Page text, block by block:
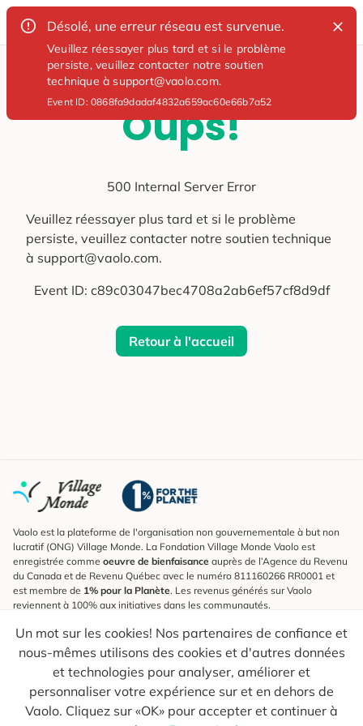
Désolé, une erreur réseau est survenue.
Veuillez réessayer plus tard et si le problème
persiste, veuillez contacter notre soutien
technique à support@vaolo.com.
Event ID:0868fa9dadaf4832a659ac60e66b7a52
Oups!
500 Internal Server Error
Veuillez réessayer plus tard et si le problème
persiste, veuillez contacter notre soutien technique
à support@vaolo.com.
Event ID: c89c03047bec4708a2ab6ef57cf8d9df
Retour à l'accueil
Un mot sur les cookies! Nos partenaires de confiance et
nous-mêmes utilisons des cookies et d'autres données
et technologies pour analyser, améliorer et
personnaliser votre expérience sur et en dehors de
Vaolo. Cliquez sur «OK» pour accepter et continuer à
Vaolo est la plateforme de l'organisation non gouvernementale à but non
lucratif (ONG) Village Monde. La Fondation Village Monde Vaolo est
enregistrée comme oeuvre de bienfaisance auprès de l’Agence du Revenu
du Canada et de Revenu Québec avec le numéro 811160266 RR0001 et
est membre de 1% pour la Planète. Les revenus générés sur Vaolo
reviennent à 100% aux initiatives dans les communautés.
S'inscrire à l'infolettre
Pour connaître les nouveautés, suivre nos explorateurs et recevoir des
astuces pour des voyages plus conscients.
Ton courriel Envoyer